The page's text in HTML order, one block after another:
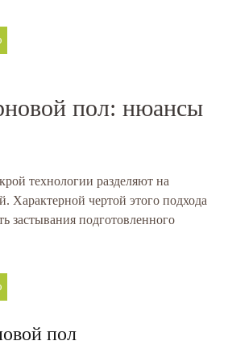
пол: нюансы
технологии разделяют на
Характерной чертой этого подхода
застывания подготовленного
пол